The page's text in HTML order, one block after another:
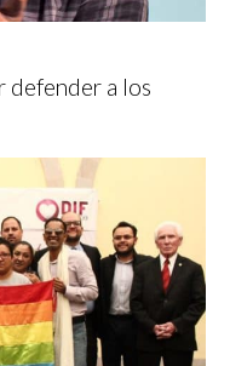
defender a los